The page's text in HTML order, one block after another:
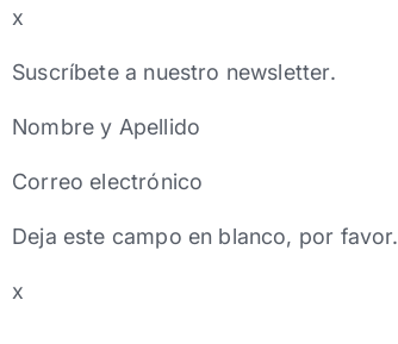
x
Suscríbete a nuestro newsletter.
Nombre y Apellido
Correo electrónico
Deja este campo en blanco, por favor.
x